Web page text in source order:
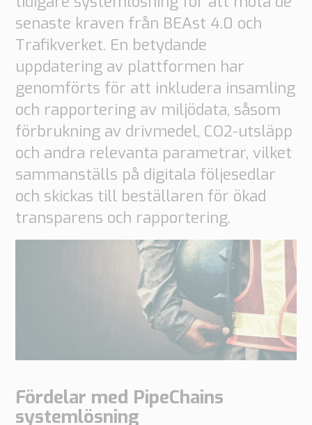
senaste kraven från BEAst 4.0 och
Trafikverket. En betydande
uppdatering av plattformen har
genomförts för att inkludera insamling
och rapportering av miljödata, såsom
förbrukning av drivmedel, CO2-utsläpp
och andra relevanta parametrar, vilket
sammanställs på digitala följesedlar
och skickas till beställaren för ökad
transparens och rapportering.
Fördelar med PipeChains
systemlösning